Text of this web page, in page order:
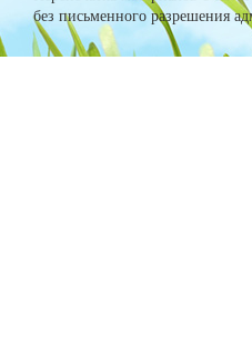
без письменного разрешения